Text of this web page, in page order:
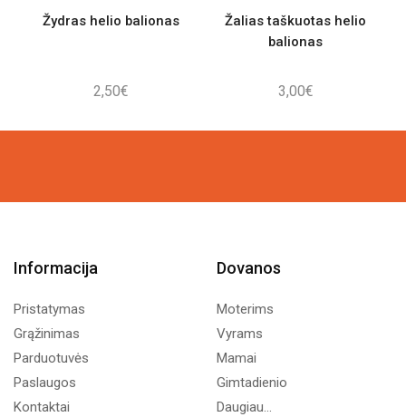
Žydras helio balionas
2,50€
Žalias taškuotas helio
balionas
3,00€
Informacija
Pristatymas
Grąžinimas
Parduotuvės
Paslaugos
Kontaktai
Dovanos
Moterims
Vyrams
Mamai
Gimtadienio
Daugiau...